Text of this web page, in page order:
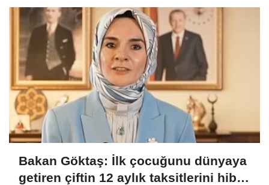
Bakan Göktaş: İlk çocuğunu dünyaya
getiren çiftin 12 aylık taksitlerini hibe